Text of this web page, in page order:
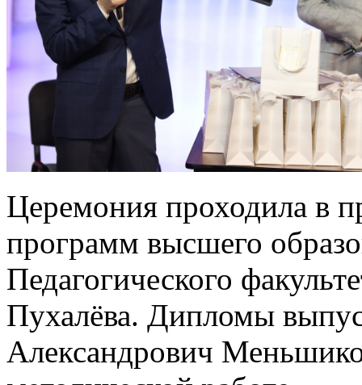
Церемония проходила в
программ высшего
Педагогического
Пухалёва. Дипломы
Александрович